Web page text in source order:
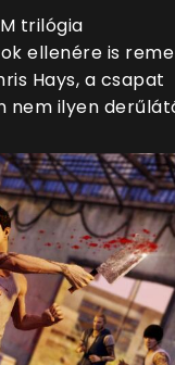
trilógia
ellenére is
Hays, a csapat
nem ilyen